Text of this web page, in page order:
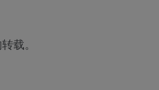
载。